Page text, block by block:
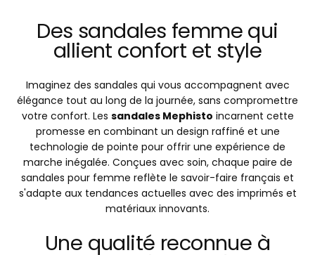
Des sandales femme qui
allient confort et style
Imaginez des sandales qui vous accompagnent avec
élégance tout au long de la journée, sans compromettre
votre confort. Les sandales Mephisto incarnent cette
promesse en combinant un design raffiné et une
technologie de pointe pour offrir une expérience de
marche inégalée. Conçues avec soin, chaque paire de
sandales pour femme reflète le savoir-faire français et
s'adapte aux tendances actuelles avec des imprimés et
matériaux innovants.
Une qualité reconnue à